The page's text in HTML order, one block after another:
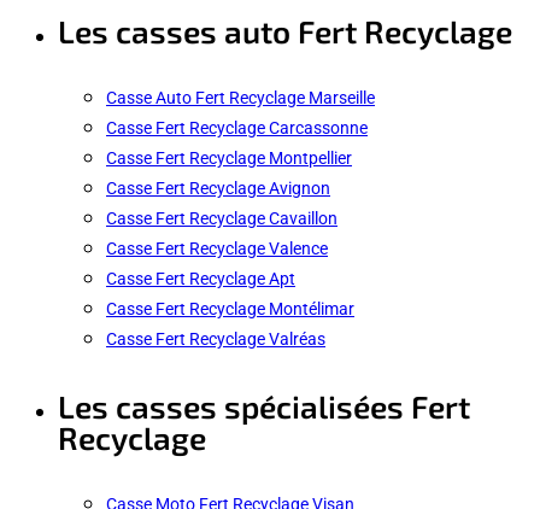
Les casses auto Fert Recyclage
Casse Auto Fert Recyclage Marseille
Casse Fert Recyclage Carcassonne
Casse Fert Recyclage Montpellier
Casse Fert Recyclage Avignon
Casse Fert Recyclage Cavaillon
Casse Fert Recyclage Valence
Casse Fert Recyclage Apt
Casse Fert Recyclage Montélimar
Casse Fert Recyclage Valréas
Les casses spécialisées Fert
Recyclage
Casse Moto Fert Recyclage Visan